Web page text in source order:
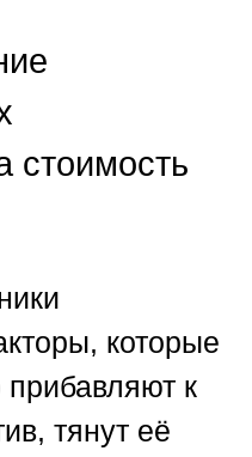
стоимость
которые
к
тянут её